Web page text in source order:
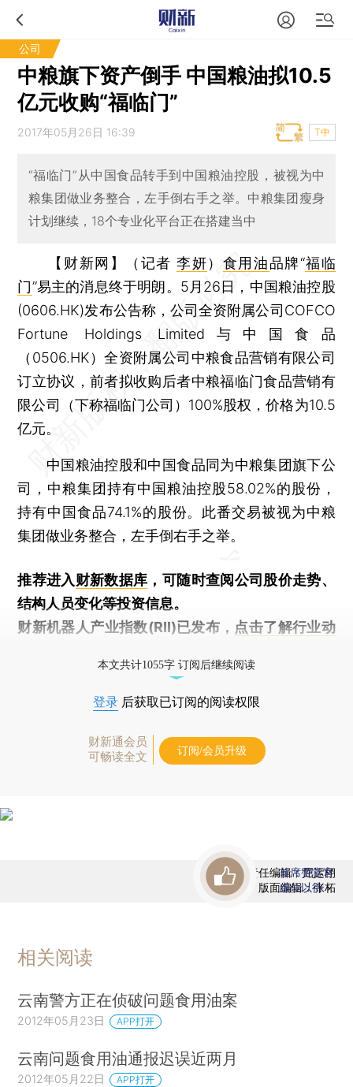
公司
中粮旗下资产倒手 中国粮油拟10.5
亿元收购“福临门”
2017年05月26日 16:39 T中
“福临门”从中国食品转手到中国粮油控股，被视为中
粮集团做业务整合，左手倒右手之举。中粮集团瘦身
计划继续，18个专业化平台正在搭建当中
【财新网】（记者李妍） 食用油品牌“福临
门”易主的消息终于明朗。5月26日，中国粮油控股
(0606.HK)发布公告称，公司全资附属公司COFCO
Fortune Holdings Limited与中国食品
（0506.HK）全资附属公司中粮食品营销有限公司
订立协议，前者拟收购后者中粮福临门食品营销有
限公司（下称福临门公司）100%股权，价格为10.5
亿元。
中国粮油控股和中国食品同为中粮集团旗下公
司，中粮集团持有中国粮油控股58.02%的股份，
持有中国食品74.1%的股份。此番交易被视为中粮
集团做业务整合，左手倒右手之举。
推荐进入财新数据库 ，可随时查阅公司股价走势、
结构人员变化等投资信息。
财新机器人产业指数(RII)已发布， 点击了解行业动
本文共计1055字 订阅后继续阅读
登录 后获取已订阅的阅读权限
财新通会员
可畅读全文
订阅/会员升级
责任编辑：屈运栩
版面编辑：张柘
首席赞赏官
虚位以待
相关阅读
云南警方正在侦破问题食用油案
2012年05月23日 APP打开
云南问题食用油通报迟误近两月
2012年05月22日 APP打开